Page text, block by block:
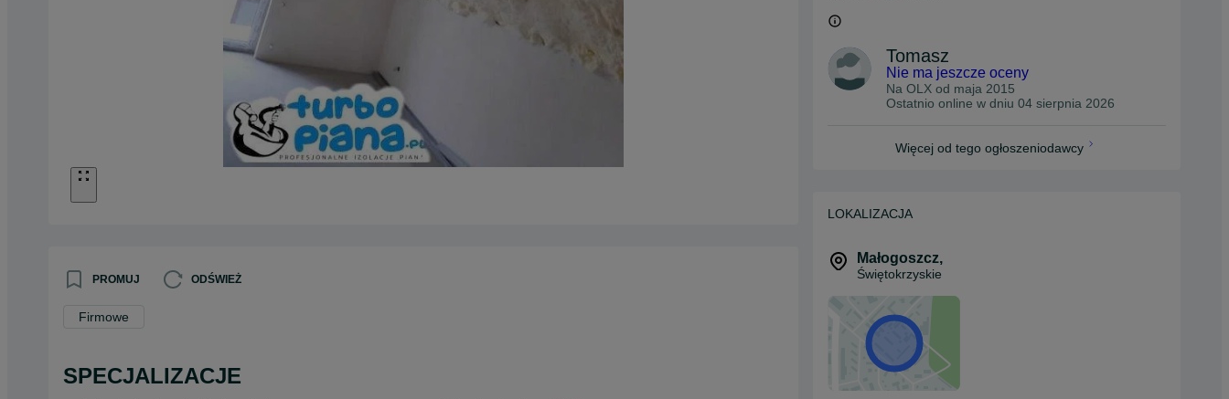
PROMUJ ODŚWIEŻ
Firmowe
SPECJALIZACJE
Tomasz
Nie ma jeszcze oceny
Na OLX od maja 2015
Ostatnio online w dniu 04 sierpnia 2026
Więcej od tego ogłoszeniodawcy
LOKALIZACJA
Małogoszcz,
Świętokrzyskie